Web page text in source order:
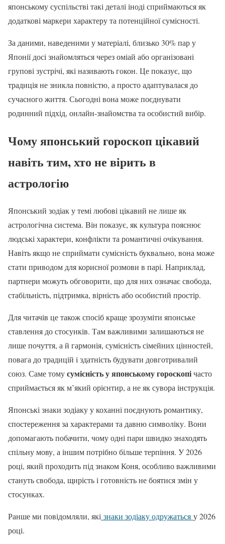
японському суспільстві такі деталі іноді сприймаються як
додаткові маркери характеру та потенційної сумісності.
За даними, наведеними у матеріалі, близько 30% пар у
Японії досі знайомляться через оміай або організовані
групові зустрічі, які називають гокон. Це показує, що
традиція не зникла повністю, а просто адаптувалася до
сучасного життя. Сьогодні вона може поєднувати
родинний підхід, онлайн-знайомства та особистий вибір.
Чому японський гороскоп цікавий
навіть тим, хто не вірить в
астрологію
Японський зодіак у темі любові цікавий не лише як
астрологічна система. Він показує, як культура пояснює
людські характери, конфлікти та романтичні очікування.
Навіть якщо не сприймати сумісність буквально, вона може
стати приводом для корисної розмови в парі. Наприклад,
партнери можуть обговорити, що для них означає свобода,
стабільність, підтримка, вірність або особистий простір.
Для читачів це також спосіб краще зрозуміти японське
ставлення до стосунків. Там важливими залишаються не
лише почуття, а й гармонія, сумісність сімейних цінностей,
повага до традицій і здатність будувати довготривалий
союз. Саме томусумісність у японському гороскопічасто
сприймається як м’який орієнтир, а не як сувора інструкція.
Японські знаки зодіаку у коханні поєднують романтику,
спостереження за характерами та давню символіку. Вони
допомагають побачити, чому одні пари швидко знаходять
спільну мову, а іншим потрібно більше терпіння. У 2026
році, який проходить під знаком Коня, особливо важливими
стануть свобода, щирість і готовність не боятися змін у
стосунках.
Ранше ми повідомляли, які знаки зодіаку одружаться у 2026
році.